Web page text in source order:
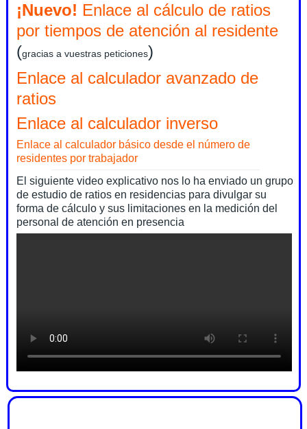
¡Nuevo! Enlace al cálculo de ratios
por tiempos de atención al residente
(gracias a vuestras peticiones)
Enlace al calculador avanzado de
ratios
Enlace al calculador inverso
Enlace al calculador básico desde el número de
residentes por trabajador
El siguiente video explicativo nos lo ha enviado un grupo
de estudio de ratios en residencias para divulgar su
forma de cálculo y sus limitaciones en la medición del
personal de atención en presencia